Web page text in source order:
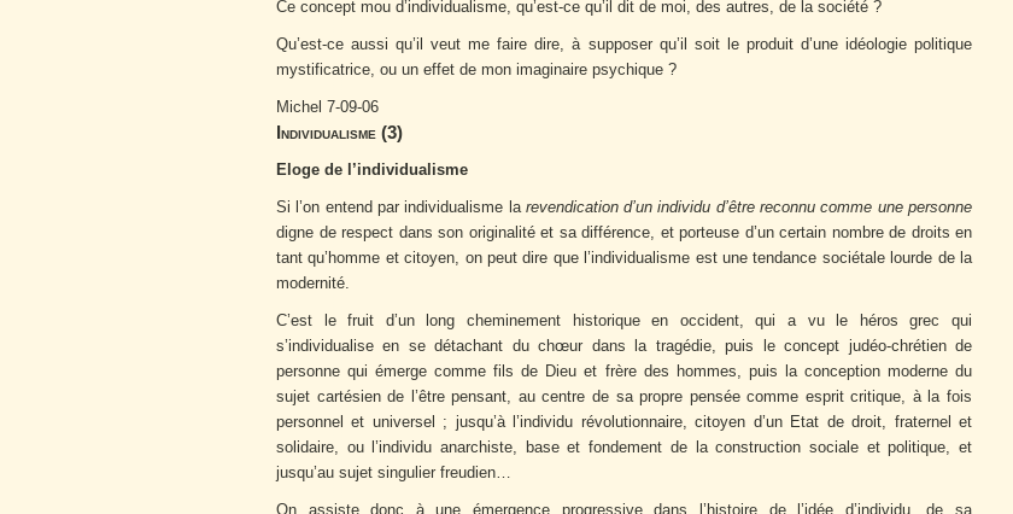
Ce concept mou d’individualisme, qu’est-ce qu’il dit de moi, des autres, de la société ?
Qu’est-ce aussi qu’il veut me faire dire, à supposer qu’il soit le produit d’une idéologie politique
mystificatrice, ou un effet de mon imaginaire psychique ?
Michel 7-09-06
Individualisme (3)
Eloge de l’individualisme
Si l’on entend par individualisme la revendication d’un individu d’être reconnu comme une personne
digne de respect dans son originalité et sa différence, et porteuse d’un certain nombre de droits en
tant qu’homme et citoyen, on peut dire que l’individualisme est une tendance sociétale lourde de la
modernité.
C’est le fruit d’un long cheminement historique en occident, qui a vu le héros grec qui
s’individualise en se détachant du chœur dans la tragédie, puis le concept judéo-chrétien de
personne qui émerge comme fils de Dieu et frère des hommes, puis la conception moderne du
sujet cartésien de l’être pensant, au centre de sa propre pensée comme esprit critique, à la fois
personnel et universel ; jusqu’à l’individu révolutionnaire, citoyen d’un Etat de droit, fraternel et
solidaire, ou l’individu anarchiste, base et fondement de la construction sociale et politique, et
jusqu’au sujet singulier freudien…
On assiste donc à une émergence progressive dans l’histoire de l’idée d’individu, de sa